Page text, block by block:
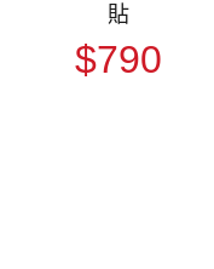
貼
$790